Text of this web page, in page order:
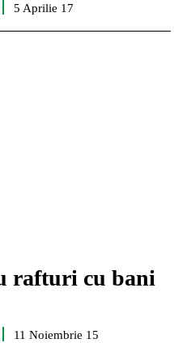
5 Aprilie 17
rafturi cu bani
11 Noiembrie 15